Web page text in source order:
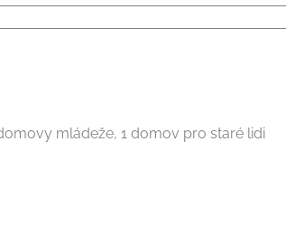
mládeže, 1 domov pro staré lidi